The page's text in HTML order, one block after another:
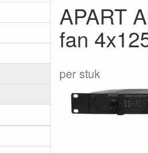
APART
fan
per stuk